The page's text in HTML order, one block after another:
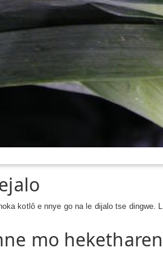
kotlô e nnye go na le dijalo tse
mo